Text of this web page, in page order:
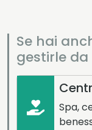
Se hai
gestirle
Spa,